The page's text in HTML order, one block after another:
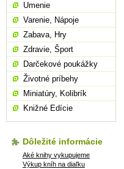
Umenie
Varenie, Nápoje
Zabava, Hry
Zdravie, Šport
Darčekové poukážky
Životné príbehy
Miniatúry, Kolibrík
Knižné Edície
Dôležité informácie
Aké knihy vykupujeme
Výkup kníh na diaľku